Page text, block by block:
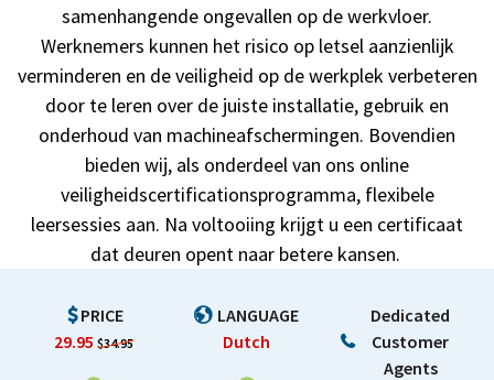
samenhangende ongevallen op de werkvloer.
Werknemers kunnen het risico op letsel aanzienlijk
verminderen en de veiligheid op de werkplek verbeteren
door te leren over de juiste installatie, gebruik en
onderhoud van machineafschermingen. Bovendien
bieden wij, als onderdeel van ons online
veiligheidscertificationsprogramma, flexibele
leersessies aan. Na voltooiing krijgt u een certificaat
dat deuren opent naar betere kansen.
PRICE
29.95 $34.95
LANGUAGE
Dutch
Dedicated
Customer
Agents